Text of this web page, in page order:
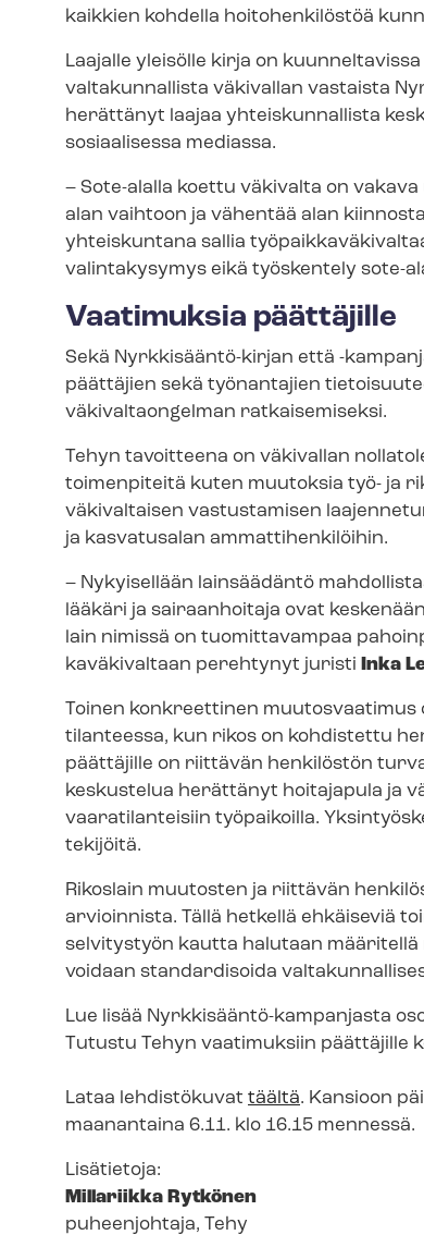
kaikkien kohdella hoitohenkilöstöä
Laajalle yleisölle kirja on
valtakunnallista väkivallan vastaista
herättänyt laajaa yhteiskunnallista
sosiaalisessa mediassa.
– Sote-alalla koettu väkivalta on
alan vaihtoon ja vähentää alan
yhteiskuntana sallia
va­lin­ta­ky­sy­mys eikä työskentely sote-
Vaatimuksia päättäjille
Sekä Nyrkkisääntö-​kirjan että -
päättäjien sekä työnantajien
väkivaltaongelman ratkaisemiseksi.
Tehyn tavoitteena on väkivallan
toimenpiteitä kuten muutoksia työ- ja
väkivaltaisen vastustamisen
ja kasvatusalan am­mat­ti­hen­ki­löi­hin.
– Nykyisellään lainsäädäntö
lääkäri ja sairaanhoitaja ovat
lain nimissä on tuomittavampaa
ka­vä­ki­val­taan perehtynyt juristi Inka
Toinen konkreettinen
tilanteessa, kun rikos on kohdistettu
päättäjille on riittävän henkilöstön
keskustelua herättänyt hoitajapula ja
vaaratilanteisiin työpaikoilla.
tekijöitä.
Rikoslain muutosten ja riittävän
arvioinnista. Tällä hetkellä ehkäiseviä
selvitystyön kautta halutaan määritellä
voidaan standardisoida
Lue lisää Nyrkkisääntö-​kampanjasta
Tutustu Tehyn vaatimuksiin päättäjille
Lataa lehdistökuvat täältä. Kansioon
maanantaina 6.11. klo 16.15 mennessä.
Lisätietoja:
Millariikka Rytkönen
puheenjohtaja, Tehy